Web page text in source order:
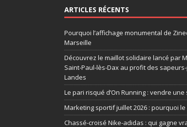
ARTICLES RÉCENTS
Pourquoi l’affichage monumental de
Marseille
Découvrez le maillot solidaire lancé par
Saint-Paul-lès-Dax au profit des
Landes
Le pari risqué d’On Running : vendre
Marketing sportif juillet 2026 : pourquoi
Chassé-croisé Nike-adidas : qui gagne